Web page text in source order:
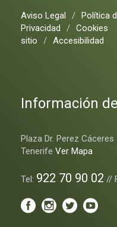
Aviso Legal / Política
Privacidad
/ Cookies
sitio
/ Accesibilidad
Información
Plaza Dr. Perez
Tenerife Ver Mapa
Tel: 922 70 90 02 //